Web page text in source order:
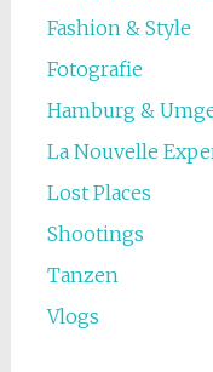
Fashion & Style
Fotografie
Hamburg &
La Nouvelle
Lost Places
Shootings
Tanzen
Vlogs